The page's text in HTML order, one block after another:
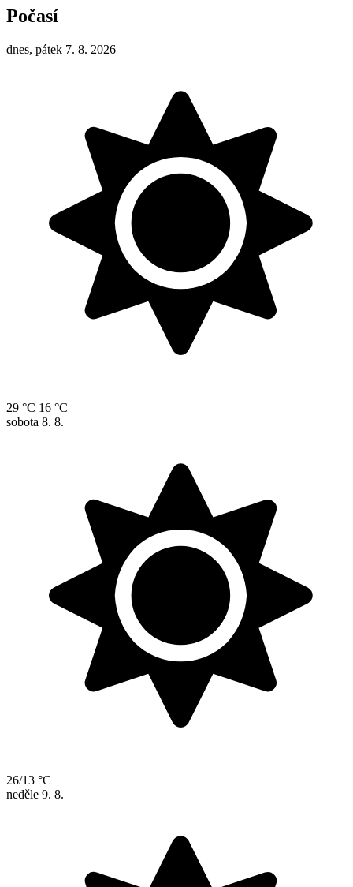
Počasí
dnes, pátek 7. 8. 2026
29 °C 16 °C
sobota 8. 8.
26/13 °C
neděle 9. 8.